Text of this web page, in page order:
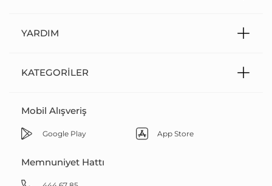
YARDIM
KATEGORILER
Mobil Alışveriş
Google Play App Store
Memnuniyet Hattı